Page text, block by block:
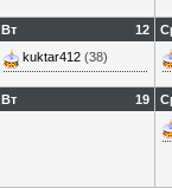
12
Вт
kuktar412 (38)
19
Вт